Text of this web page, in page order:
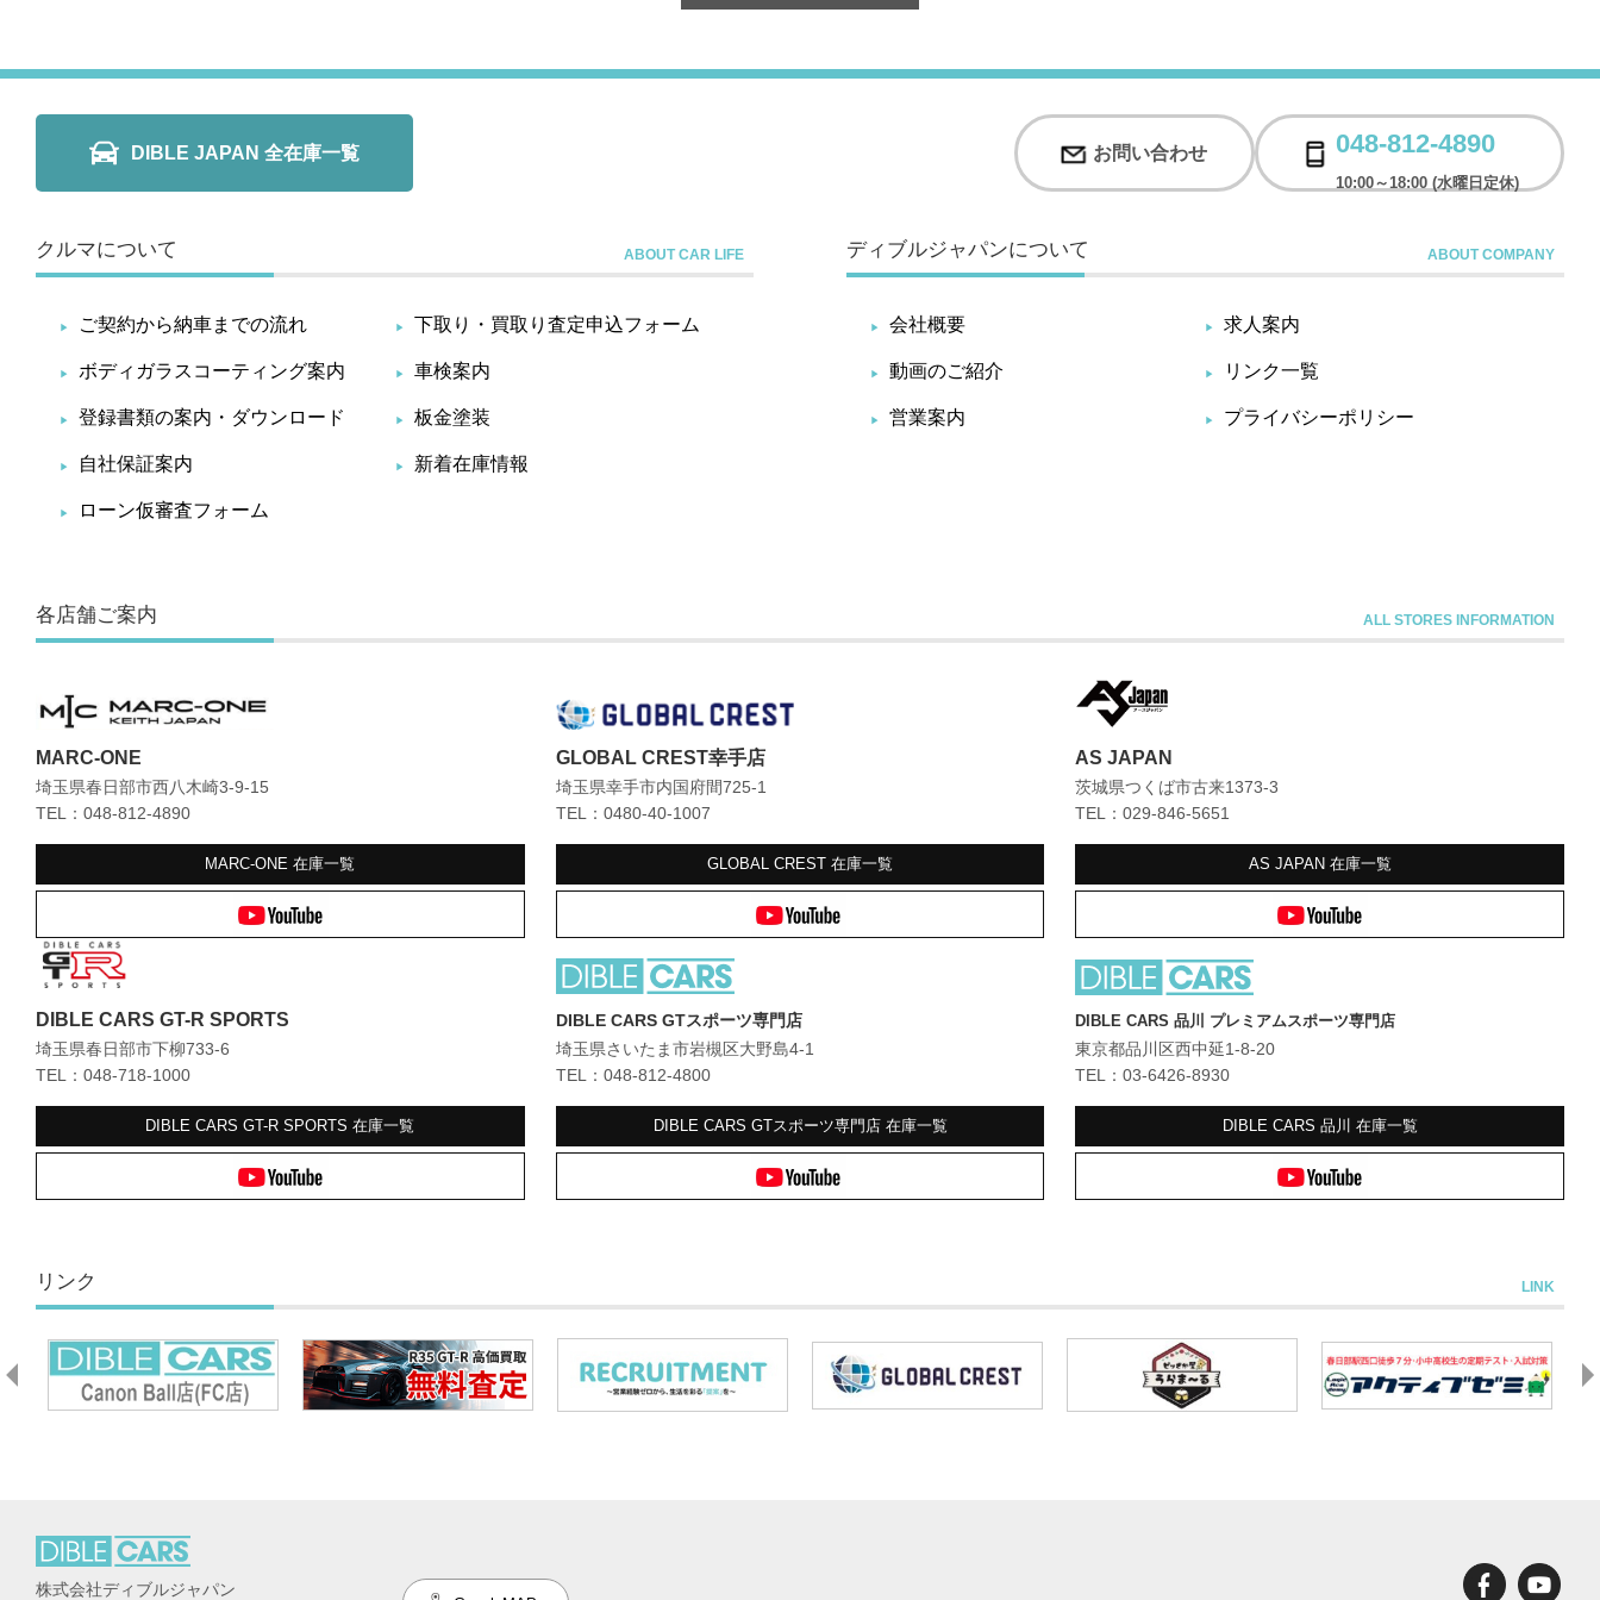
DIBLE JAPAN 全在庫一覧 お問い合わせ 048-812-4890
10:00～18:00 (水曜日定休)
クルマについて
ご契約から納車までの流れ 下取り・買取り査定申込フォーム
ボディガラスコーティング案内 車検案内
登録書類の案内・ダウンロード 板金塗装
自社保証案内 新着在庫情報
ローン仮審査フォーム
ディブルジャパンについて
会社概要 求人案内
動画のご紹介 リンク一覧
営業案内 プライバシーポリシー
各店舗ご案内
MARC-ONE
埼玉県春日部市西八木崎3-9-15
TEL：048-812-4890
MARC-ONE在庫一覧
GLOBAL CREST幸手店
埼玉県幸手市内国府間725-1
TEL：0480-40-1007
GLOBAL CREST 在庫一覧
AS JAPAN
茨城県つくば市古来1373-3
TEL：029-846-5651
AS JAPAN 在庫一覧
DIBLE CARS GT-R SPORTS
埼玉県春日部市下柳733-6
TEL：048-718-1000
DIBLE CARS GT-R SPORTS在庫一覧
DIBLE CARS GTスポーツ専門店
埼玉県さいたま市岩槻区大野島4-1
TEL：048-812-4800
DIBLE CARS GTスポーツ専門店 在庫一覧
DIBLE CARS 品川 プレミアムスポーツ専門店
東京都品川区西中延1-8-20
TEL：03-6426-8930
DIBLE CARS 品川 在庫一覧
リンク
株式会社ディブルジャパン